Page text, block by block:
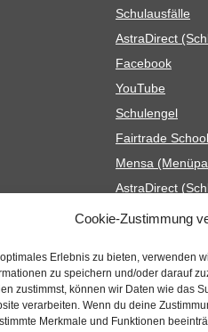
Cookie-Zustimmung
Erlebnis zu bieten, verwenden
zu speichern und/oder darauf
zustimmst, können wir Daten wie das
verarbeiten. Wenn du deine
Merkmale und Funktionen
Schul­aus­fälle
Astra­Di­rect
Face­book
You­Tube
Schul­en­gel
Fair­trade
Mensa
Astra­Di­rect